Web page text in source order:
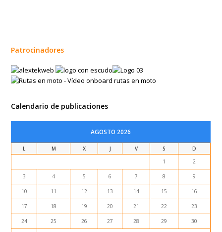
Patrocinadores
Calendario de publicaciones
AGOSTO 2026
L M X J V S
D
1
2
3 4 5 6 7 8 9
10 11 12 13 14 15 16
17 18 19 20 21 22 23
24 25 26 27 28 29 30